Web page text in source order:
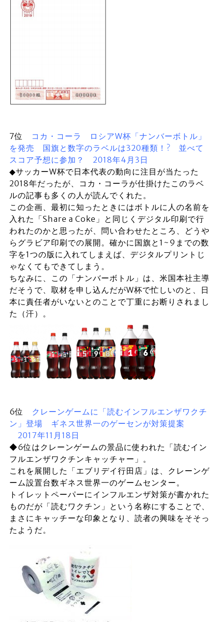
7位
コカ・コーラ ロシアW杯「ナンバーボトル」
を発売 国旗と数字のラベルは320種類！? 並べて
スコア予想に参加？ 2018年4月3日
◆サッカーW杯で日本代表の動向に注目が当たった
2018年だったが、コカ・コーラが仕掛けたこのラベ
ルの記事も多くの人が読んでくれた。
この企画、最初に知ったときにはボトルに人の名前を
入れた「Share a Coke」と同じくデジタル印刷で行
われたのかと思ったが、問い合わせたところ、どうや
らグラビア印刷での展開。確かに国旗と1~9までの数
字を1つの版に入れてしまえば、デジタルプリントじ
ゃなくてもできてしまう。
ちなみに、この「ナンバーボトル」は、米国本社主導
だそうで、取材を申し込んだがW杯で忙しいのと、日
本に責任者がいないとのことで丁重にお断りされまし
た（汗）。
6位
クレーンゲームに「読むインフルエンザワクチ
ン」登場 ギネス世界一のゲーセンが対策提案
2017年11月18日
◆6位はクレーンゲームの景品に使われた「読むイン
フルエンザワクチンキャッチャー」。
これを展開した「エブリデイ行田店」は、クレーンゲ
ーム設置台数ギネス世界一のゲームセンター。
トイレットペーパーにインフルエンザ対策が書かれた
ものだが「読むワクチン」という名称にすることで、
まさにキャッチーな印象となり、読者の興味をそそっ
たようだ。